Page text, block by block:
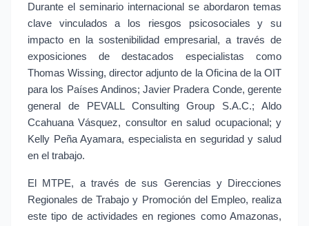
Durante el seminario internacional se abordaron temas
clave vinculados a los riesgos psicosociales y su
impacto en la sostenibilidad empresarial, a través de
exposiciones de destacados especialistas como
Thomas Wissing, director adjunto de la Oficina de la OIT
para los Países Andinos; Javier Pradera Conde, gerente
general de PEVALL Consulting Group S.A.C.; Aldo
Ccahuana Vásquez, consultor en salud ocupacional; y
Kelly Peña Ayamara, especialista en seguridad y salud
en el trabajo.
El MTPE, a través de sus Gerencias y Direcciones
Regionales de Trabajo y Promoción del Empleo, realiza
este tipo de actividades en regiones como Amazonas,